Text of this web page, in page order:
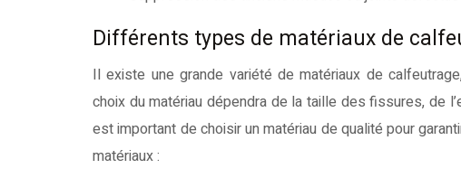
Différents types de matériaux de
Il existe une grande variété de matériaux de
choix du matériau dépendra de la taille des fissures, de
est important de choisir un matériau de qualité pour
matériaux :